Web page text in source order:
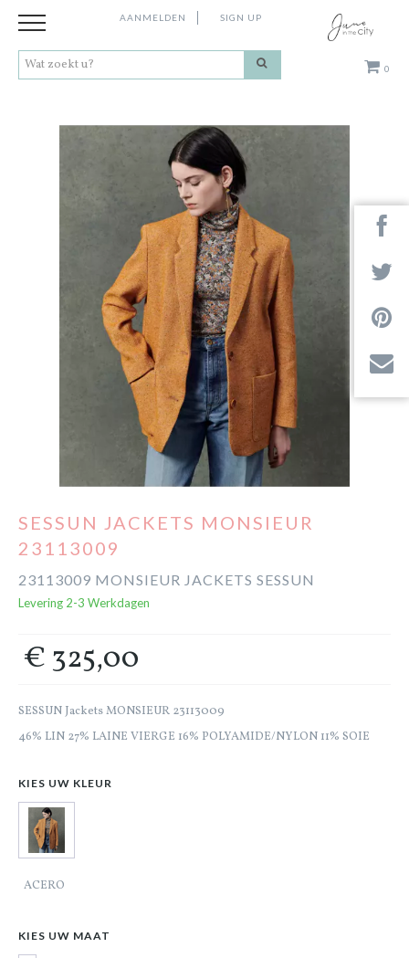
0
AANMELDEN SIGN UP
Next
SESSUN JACKETS MONSIEUR
23113009
23113009 MONSIEUR JACKETS SESSUN
Levering 2-3 Werkdagen
€ 325,00
SESSUN Jackets MONSIEUR 23113009
46% LIN 27% LAINE VIERGE 16% POLYAMIDE/NYLON 11% SOIE
KIES UW KLEUR
ACERO
KIES UW MAAT